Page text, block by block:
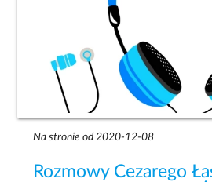
Na stronie od 2020-12-08
Rozmowy Cezarego